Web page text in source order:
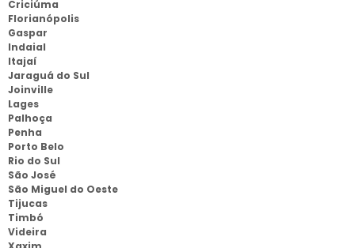
Criciúma
Florianópolis
Gaspar
Indaial
Itajaí
Jaraguá do Sul
Joinville
Lages
Palhoça
Penha
Porto Belo
Rio do Sul
São José
São Miguel do Oeste
Tijucas
Timbó
Videira